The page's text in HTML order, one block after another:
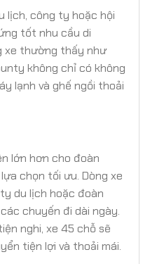
lịch, công ty hoặc hội
tốt nhu cầu di
xe thường thấy như
không chỉ có không
lạnh và ghế ngồi thoải
lớn hơn cho đoàn
chọn tối ưu. Dòng xe
du lịch hoặc đoàn
chuyến đi dài ngày.
nghi, xe 45 chỗ sẽ
tiện lợi và thoải mái.